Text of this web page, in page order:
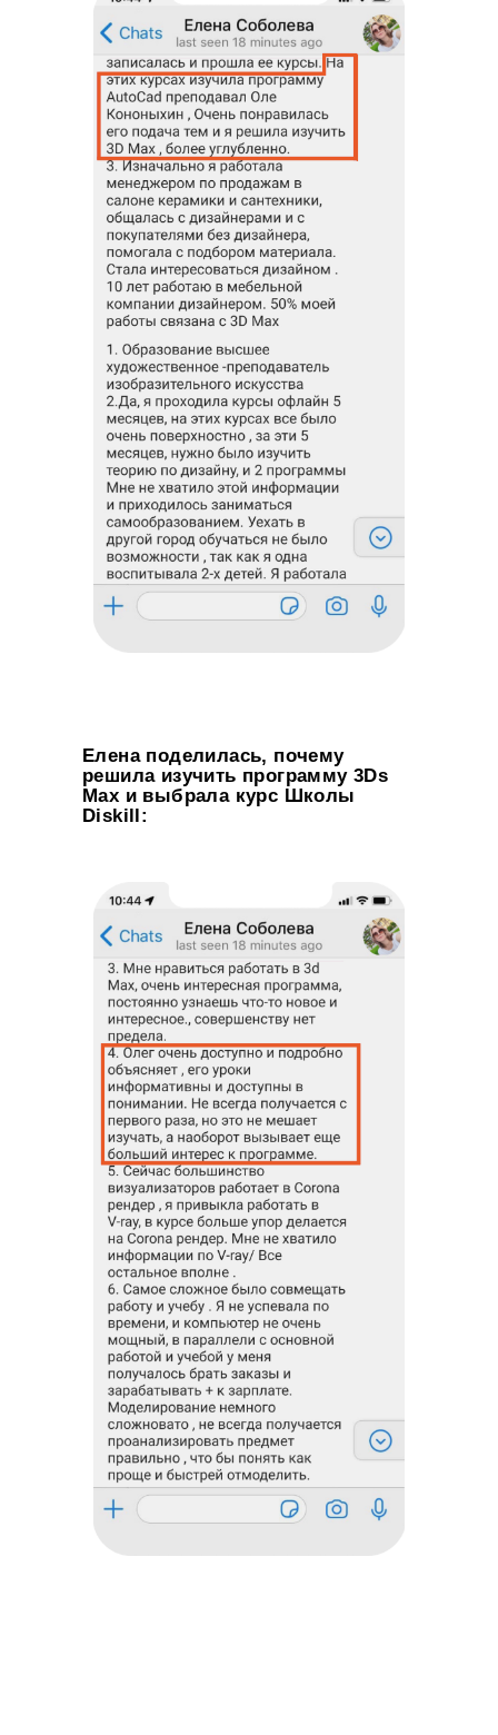
Елена поделилась, почему
решила изучить программу 3Ds
Max и выбрала курс Школы
Diskill: